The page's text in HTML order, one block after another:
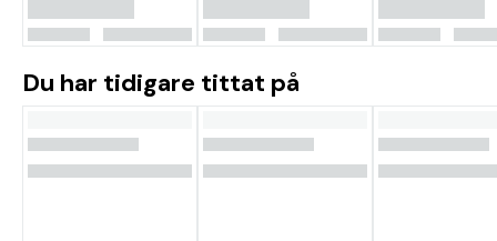
Du har tidigare tittat på